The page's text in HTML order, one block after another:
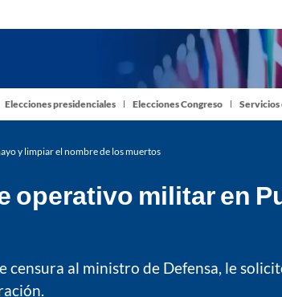
Elecciones presidenciales Elecciones Congreso
y limpiar el nombre de los muertos
operativo militar en
al ministro de Defensa, le